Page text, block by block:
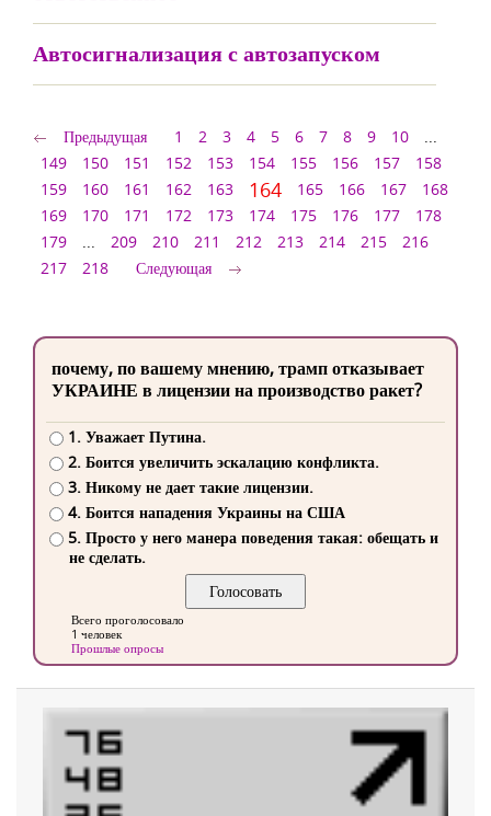
Автосигнализация с автозапуском
Предыдущая 1 2 3 4 5 6 7 8 9 10
...
149
150 151 152 153 154 155 156 157
158
159
160 161 162 163 164 165 166 167
168
169
170 171 172 173 174 175 176 177
178
179
... 209 210 211 212 213 214 215
216
217
218 Следующая
почему, по вашему мнению, трамп отказывает
УКРАИНЕ в лицензии на производство ракет?
1. Уважает Путина.
2. Боится увеличить эскалацию конфликта.
3. Никому не дает такие лицензии.
4. Боится нападения Украины на США
5. Просто у него манера поведения такая: обещать и
не сделать.
Всего проголосовало
1 человек
Прошлые опросы